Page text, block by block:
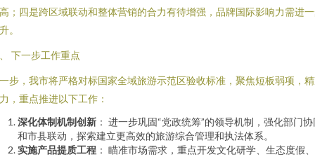
；四是跨区域联动和整体营销的合力有待增强，品牌国际影响力需进
。
下一步工作重点
步，我市将严格对标国家全域旅游示范区验收标准，聚焦短板弱项，
，重点推进以下工作：
深化体制机制创新 ： 进一步巩固“党政统筹”的领导机制，强化部门
和市县联动，探索建立更高效的旅游综合管理和执法体系。
实施产品提质工程 ： 瞄准市场需求，重点开发文化研学、生态度假